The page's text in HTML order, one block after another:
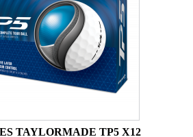
TAYLORMADE TP5 X12